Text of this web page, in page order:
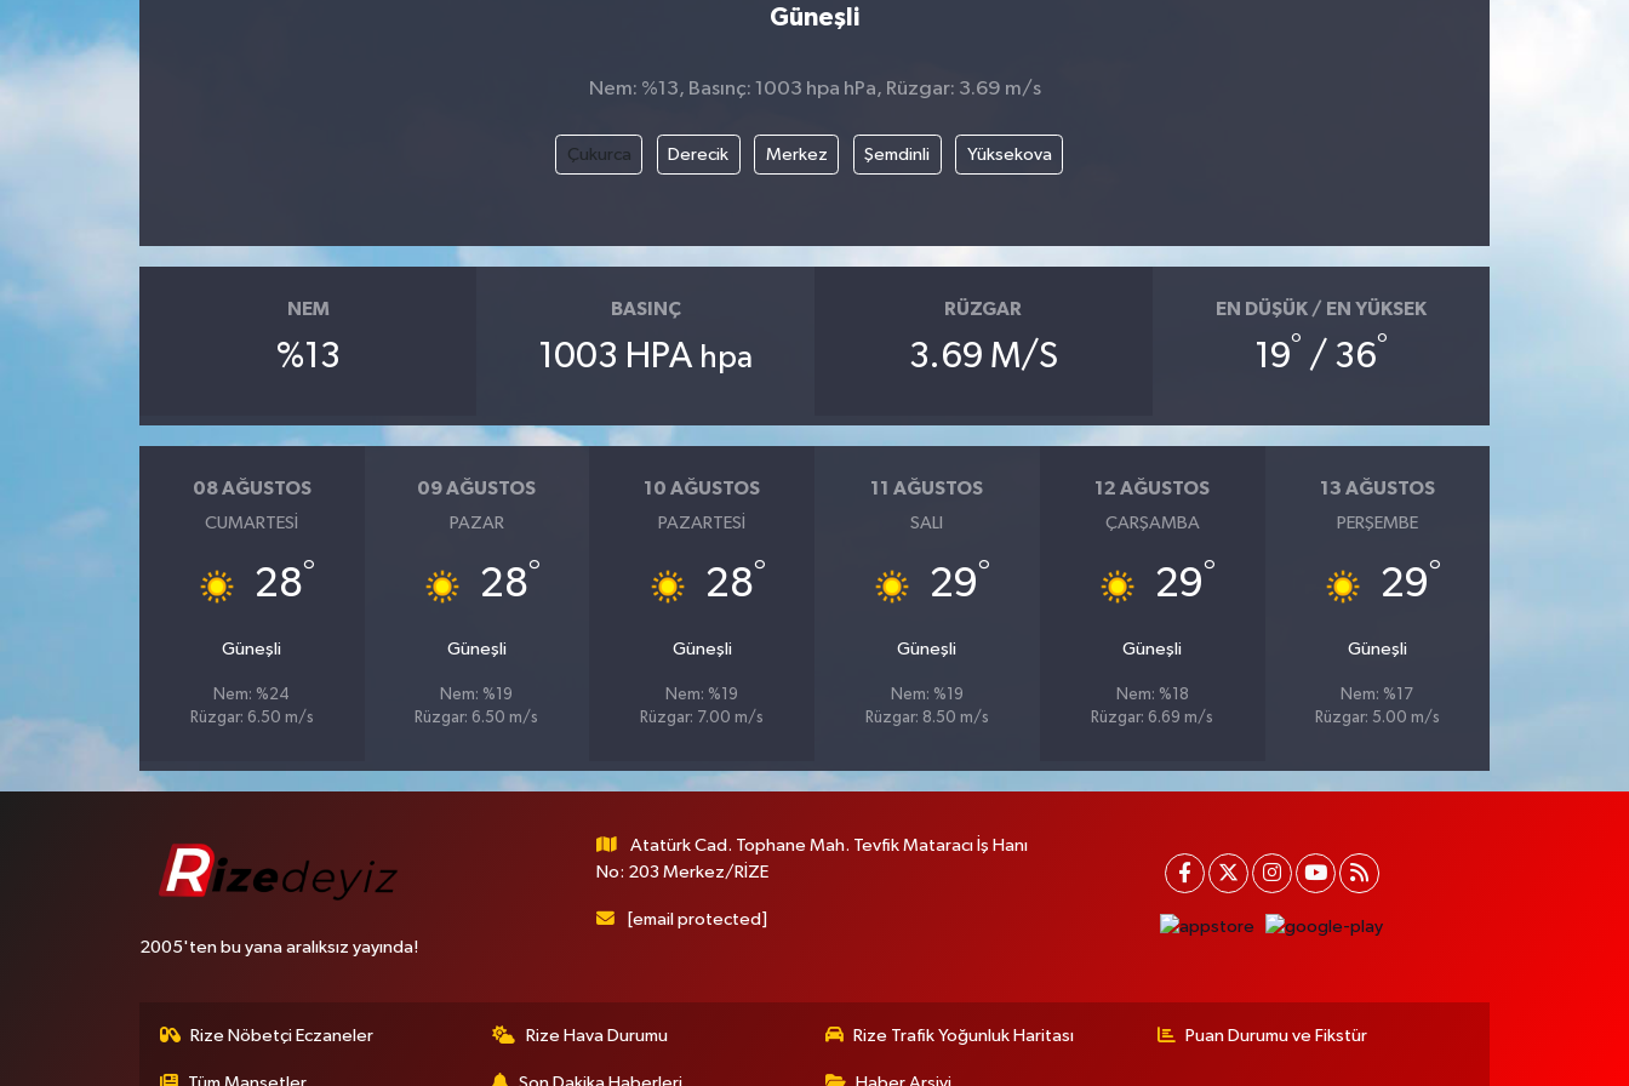
Güneşli
Nem: %13, Basınç: 1003 hpa hPa, Rüzgar: 3.69 m/s
Çukurca Derecik Merkez Şemdinli Yüksekova
NEM
%13
BASINÇ
1003 HPA hpa
RÜZGAR
3.69 M/S
EN DÜŞÜK / EN YÜKSEK
19° / 36°
08 AĞUSTOS
CUMARTESI
28°
Güneşli
Nem: %24
Rüzgar: 6.50 m/s
09 AĞUSTOS
PAZAR
28°
Güneşli
Nem: %19
Rüzgar: 6.50 m/s
10 AĞUSTOS
PAZARTESI
28°
Güneşli
Nem: %19
Rüzgar: 7.00 m/s
11 AĞUSTOS
SALI
29°
Güneşli
Nem: %19
Rüzgar: 8.50 m/s
12 AĞUSTOS
ÇARŞAMBA
29°
Güneşli
Nem: %18
Rüzgar: 6.69 m/s
13 AĞUSTOS
PERŞEMBE
29°
Güneşli
Nem: %17
Rüzgar: 5.00 m/s
2005'ten bu yana aralıksız yayında!
Atatürk Cad. Tophane Mah. Tevfik Mataracı İş Hanı
No: 203 Merkez/RİZE
[email protected]
Rize Nöbetçi Eczaneler Rize Hava Durumu Rize Trafik Yoğunluk Haritası Puan Durumu ve Fikstür